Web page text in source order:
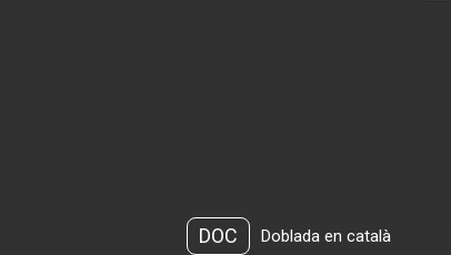
DOC Doblada en català